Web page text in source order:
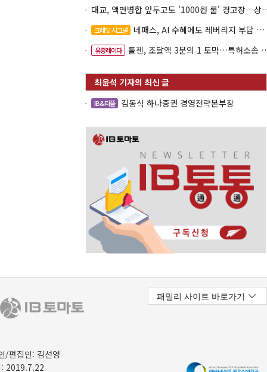
대교, 액면병합 앞두고
크레딧 시그널 네패스, AI 수혜에도 레버리지 부담 여전
유증레이다 툴젠, 조달액 3분의 1 토막…특허소송 비용부터 챙긴다
IB&피플 김동식 하나증권 경영전략본부장
/편집인: 김선영
2019.7.22